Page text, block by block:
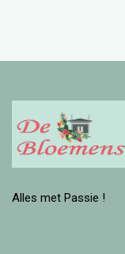
Alles met Passie !